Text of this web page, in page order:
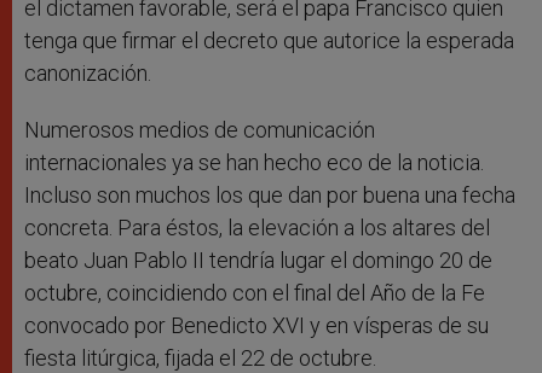
el dictamen favorable, será el papa Francisco quien
tenga que firmar el decreto que autorice la esperada
canonización.
Numerosos medios de comunicación
internacionales ya se han hecho eco de la noticia.
Incluso son muchos los que dan por buena una fecha
concreta. Para éstos, la elevación a los altares del
beato Juan Pablo II tendría lugar el domingo 20 de
octubre, coincidiendo con el final del Año de la Fe
convocado por Benedicto XVI y en vísperas de su
fiesta litúrgica, fijada el 22 de octubre.